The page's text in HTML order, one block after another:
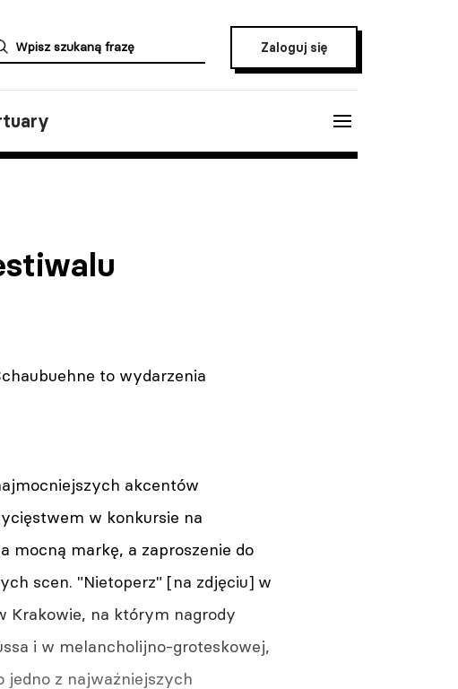
Zaloguj się
to wydarzenia
akcentów
w konkursie na
mocną markę, a zaproszenie do
scen. "Nietoperz" [na zdjęciu] w
Krakowie, na którym nagrody
i w melancholijno-groteskowej,
jedno z najważniejszych